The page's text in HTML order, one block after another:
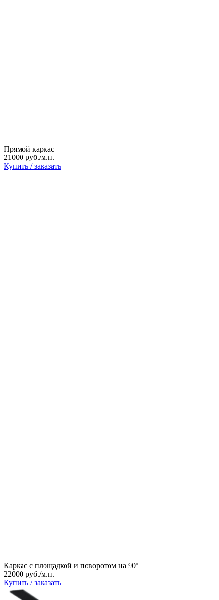
Прямой каркас
21000 руб./м.п.
Купить / заказать
Каркас с площадкой и поворотом на 90º
22000 руб./м.п.
Купить / заказать